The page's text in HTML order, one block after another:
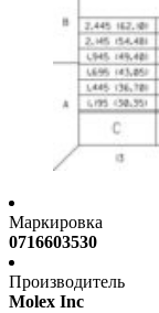
Маркировка
0716603530
Производитель
Molex Inc